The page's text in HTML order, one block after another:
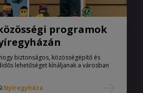
programok
biztonságos, közösségépítő és
lehetőséget kínáljanak a városban
Nyíregyháza